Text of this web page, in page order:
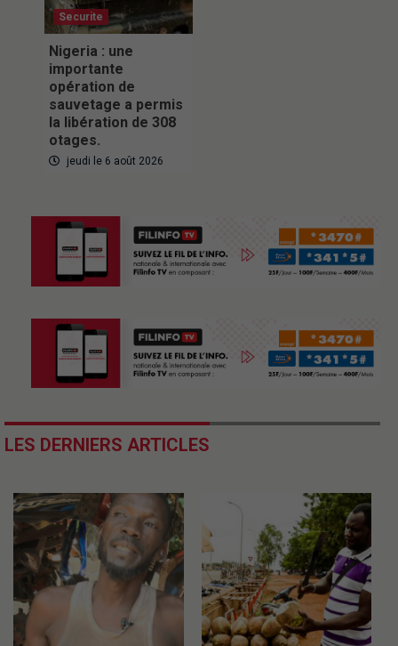
Securite
Nigeria : une
importante
opération de
sauvetage a permis
la libération de 308
otages.
jeudi le 6 août 2026
LES DERNIERS ARTICLES